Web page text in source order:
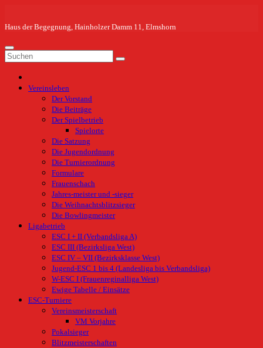
springen
Haus der Begegnung, Hainholzer Damm 11, Elmshorn
Vereinsleben
Der Vorstand
Die Beiträge
Der Spielbetrieb
Spielorte
Die Satzung
Die Jugendordnung
Die Turnierordnung
Formulare
Frauenschach
Jahres-meister und -sieger
Die Weihnachtsblitzsieger
Die Bowlingmeister
Ligabetrieb
ESC I + II (Verbandsliga A)
ESC III (Bezirksliga West)
ESC IV – VII (Bezirksklasse West)
Jugend-ESC 1 bis 4 (Landesliga bis Verbandsliga)
W-ESC I (Frauenreginalliga West)
Ewige Tabelle / Einsätze
ESC-Turniere
Vereinsmeisterschaft
VM Vorjahre
Pokalsieger
Blitzmeisterschaften